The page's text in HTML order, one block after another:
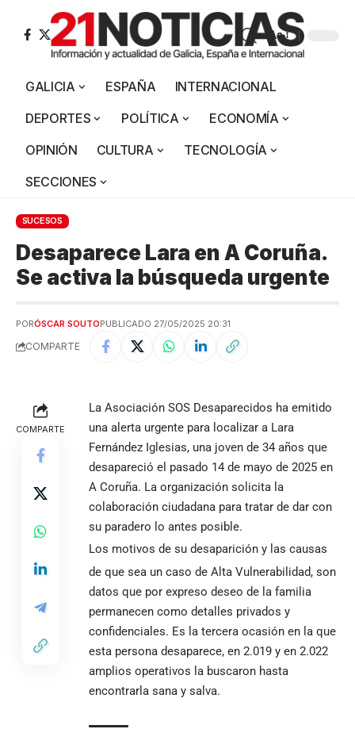
Aa
GALICIA ESPAÑA
INTERNACIONAL
DEPORTES
POLÍTICA
ECONOMÍA
OPINIÓN
CULTURA
TECNOLOGÍA
SECCIONES
SUCESOS
Desaparece Lara en A Coruña.
Se activa la búsqueda urgente
PORÓSCAR SOUTOPUBLICADO 27/05/2025 20:31
COMPARTE
COMPARTE
La Asociación SOS Desaparecidos ha emitido
una alerta urgente para localizar a Lara
Fernández Iglesias, una joven de 34 años que
desapareció el pasado 14 de mayo de 2025 en
A Coruña. La organización solicita la
colaboración ciudadana para tratar de dar con
su paradero lo antes posible.
Los motivos de su desaparición y las causas
de que sea un caso de Alta Vulnerabilidad, son
datos que por expreso deseo de la familia
permanecen como detalles privados y
confidenciales. Es la tercera ocasión en la que
esta persona desaparece, en 2.019 y en 2.022
amplios operativos la buscaron hasta
encontrarla sana y salva.